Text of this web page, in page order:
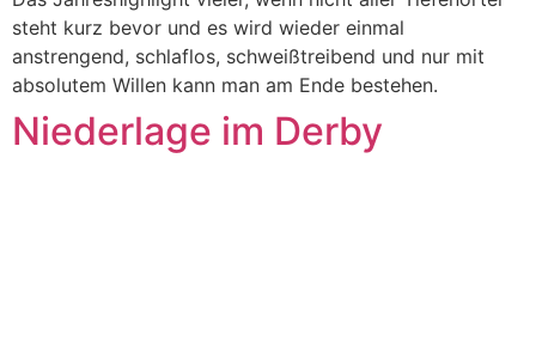
steht kurz bevor und es wird wieder einmal
anstrengend, schlaflos, schweißtreibend und nur mit
absolutem Willen kann man am Ende bestehen.
Niederlage im Derby